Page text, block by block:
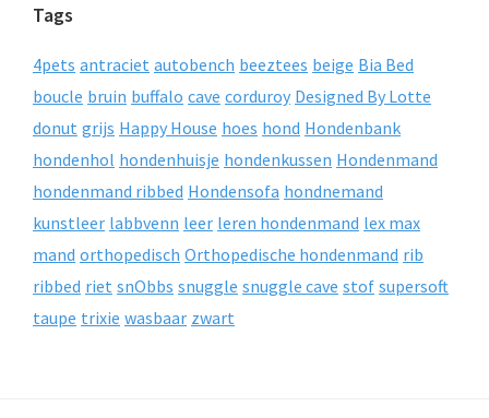
Tags
4pets antraciet autobench beeztees beige Bia Bed
boucle bruin buffalo cave corduroy Designed By Lotte
donut grijs Happy House hoes hond Hondenbank
hondenhol hondenhuisje hondenkussen Hondenmand
hondenmand ribbed Hondensofa hondnemand
kunstleer labbvenn leer leren hondenmand lex max
mand orthopedisch Orthopedische hondenmand rib
ribbed riet snObbs snuggle snuggle cave stof supersoft
taupe trixie wasbaar zwart